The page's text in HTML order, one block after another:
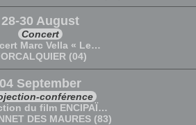
28-30 August
Concert
Marc Vella « Le…
(04)
04 September
conférence
du film ENCIPAÏ…
DES MAURES (83)